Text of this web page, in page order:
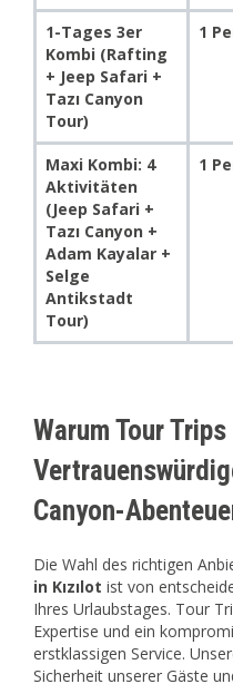
1-Tages 3er
Kombi (Rafting
+ Jeep Safari +
Tazı Canyon
Tour)
1
Maxi Kombi: 4
Aktivitäten
(Jeep Safari +
Tazı Canyon +
Adam Kayalar +
Selge
Antikstadt
Tour)
1
Warum Tour
Canyon-
Die Wahl des richtigen
in Kızılot ist von
Ihres Urlaubstages. Tour
Expertise und ein
erstklassigen Service.
Sicherheit unserer Gäste